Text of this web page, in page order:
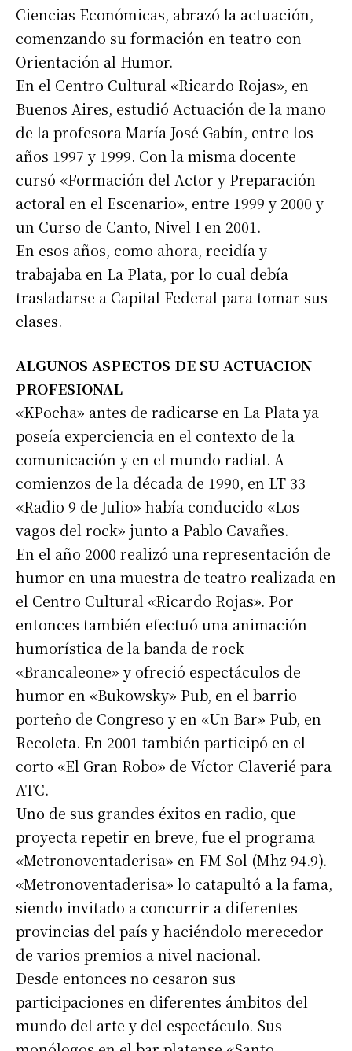
Ciencias Económicas, abrazó la actuación,
comenzando su formación en teatro con
Orientación al Humor.
En el Centro Cultural «Ricardo Rojas», en
Buenos Aires, estudió Actuación de la mano
de la profesora María José Gabín, entre los
años 1997 y 1999. Con la misma docente
cursó «Formación del Actor y Preparación
actoral en el Escenario», entre 1999 y 2000 y
un Curso de Canto, Nivel I en 2001.
En esos años, como ahora, recidía y
trabajaba en La Plata, por lo cual debía
trasladarse a Capital Federal para tomar sus
clases.
ALGUNOS ASPECTOS DE SU ACTUACION
PROFESIONAL
«KPocha» antes de radicarse en La Plata ya
poseía experciencia en el contexto de la
comunicación y en el mundo radial. A
comienzos de la década de 1990, en LT 33
«Radio 9 de Julio» había conducido «Los
vagos del rock» junto a Pablo Cavañes.
En el año 2000 realizó una representación de
humor en una muestra de teatro realizada en
el Centro Cultural «Ricardo Rojas». Por
entonces también efectuó una animación
humorística de la banda de rock
«Brancaleone» y ofreció espectáculos de
humor en «Bukowsky» Pub, en el barrio
porteño de Congreso y en «Un Bar» Pub, en
Recoleta. En 2001 también participó en el
corto «El Gran Robo» de Víctor Claverié para
ATC.
Uno de sus grandes éxitos en radio, que
proyecta repetir en breve, fue el programa
«Metronoventaderisa» en FM Sol (Mhz 94.9).
«Metronoventaderisa» lo catapultó a la fama,
siendo invitado a concurrir a diferentes
provincias del país y haciéndolo merecedor
de varios premios a nivel nacional.
Desde entonces no cesaron sus
participaciones en diferentes ámbitos del
mundo del arte y del espectáculo. Sus